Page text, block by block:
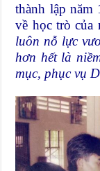
thành lập năm
về học trò của
luôn nỗ lực
hơn hết là
mục, phục vụ